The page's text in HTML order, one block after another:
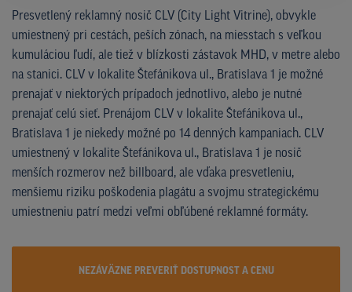
Presvetlený reklamný nosič CLV (City Light Vitrine), obvykle
umiestnený pri cestách, peších zónach, na miesstach s veľkou
kumuláciou ľudí, ale tiež v blízkosti zástavok MHD, v metre alebo
na stanici. CLV v lokalite Štefánikova ul., Bratislava 1 je možné
prenajať v niektorých prípadoch jednotlivo, alebo je nutné
prenajať celú sieť. Prenájom CLV v lokalite Štefánikova ul.,
Bratislava 1 je niekedy možné po 14 denných kampaniach. CLV
umiestnený v lokalite Štefánikova ul., Bratislava 1 je nosič
menších rozmerov než billboard, ale vďaka presvetleniu,
menšiemu riziku poškodenia plagátu a svojmu strategickému
umiestneniu patrí medzi veľmi obľúbené reklamné formáty.
NEZÁVÄZNE PREVERIŤ DOSTUPNOST A CENU